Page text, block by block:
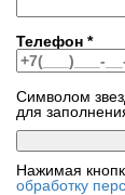
Телефон *
Символом
для
Нажимая
обработку